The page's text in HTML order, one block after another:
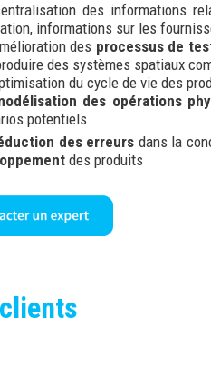
des informations
informations sur les
des processus de
des systèmes spatiaux
du cycle de vie des
des opérations
potentiels
des erreurs dans la
des produits